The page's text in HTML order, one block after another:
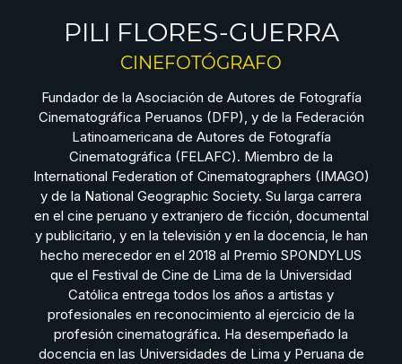
PILI FLORES-GUERRA
CINEFOTÓGRAFO
Fundador de la Asociación de Autores de Fotografía
Cinematográfica Peruanos (DFP), y de la Federación
Latinoamericana de Autores de Fotografía
Cinematográfica (FELAFC). Miembro de la
International Federation of Cinematographers (IMAGO)
y de la National Geographic Society. Su larga carrera
en el cine peruano y extranjero de ficción, documental
y publicitario, y en la televisión y en la docencia, le han
hecho merecedor en el 2018 al Premio SPONDYLUS
que el Festival de Cine de Lima de la Universidad
Católica entrega todos los años a artistas y
profesionales en reconocimiento al ejercicio de la
profesión cinematográfica. Ha desempeñado la
docencia en las Universidades de Lima y Peruana de